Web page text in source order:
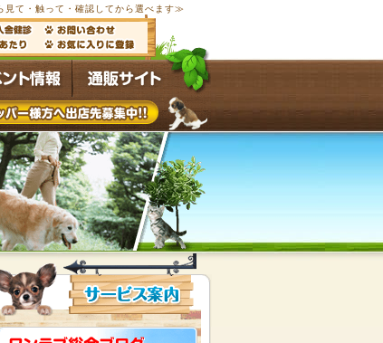
見て・触って・確認してから選べます≫